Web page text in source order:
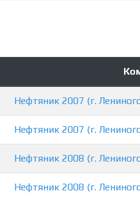
Нефтяник 2007 (г.
Нефтяник 2007 (г.
Нефтяник 2008 (г.
Нефтяник 2008 (г.